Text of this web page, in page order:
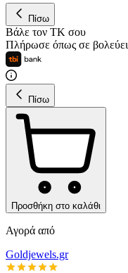
Πίσω
Βάλε τον ΤΚ σου
Πλήρωσε όπως σε βολεύει
Πίσω
Προσθήκη στο καλάθι
Αγορά από
Goldjewels.gr